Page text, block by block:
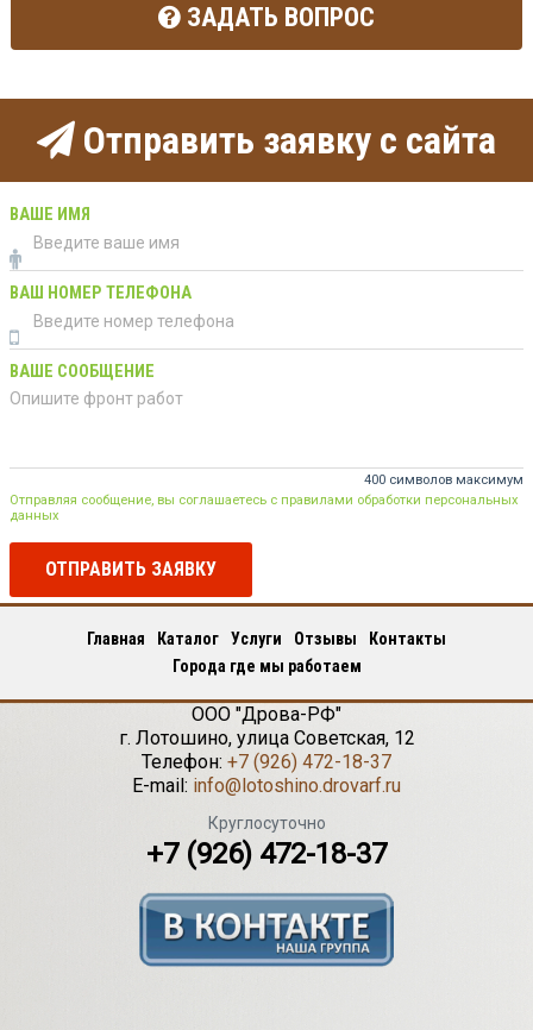
ЗАДАТЬ ВОПРОС
Отправить заявку с сайта
ВАШЕ ИМЯ
ВАШ НОМЕР ТЕЛЕФОНА
ВАШЕ СООБЩЕНИЕ
400 символов максимум
Отправляя сообщение, вы соглашаетесь с правилами обработки персональных
данных
ОТПРАВИТЬ ЗАЯВКУ
Главная Каталог Услуги Отзывы
Контакты
Города где мы работаем
ООО "Дрова-РФ"
г. Лотошино, улица Советская, 12
Телефон: +7 (926) 472-18-37
E-mail: info@lotoshino.drovarf.ru
Круглосуточно
+7 (926) 472-18-37